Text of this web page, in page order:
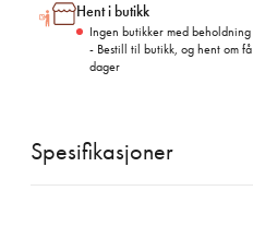
Hent i butikk
Ingen butikker med beholdning
- Bestill til butikk, og hent om få
dager
Spesifikasjoner